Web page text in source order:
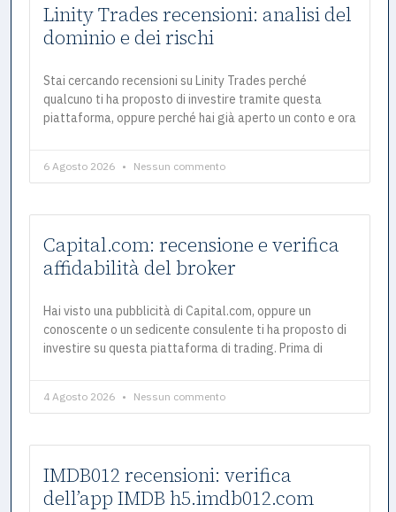
Linity Trades recensioni: analisi del
dominio e dei rischi
Stai cercando recensioni su Linity Trades perché
qualcuno ti ha proposto di investire tramite questa
piattaforma, oppure perché hai già aperto un conto e ora
6 Agosto 2026 Nessun commento
Capital.com: recensione e verifica
affidabilità del broker
Hai visto una pubblicità di Capital.com, oppure un
conoscente o un sedicente consulente ti ha proposto di
investire su questa piattaforma di trading. Prima di
4 Agosto 2026 Nessun commento
IMDB012 recensioni: verifica
dell’app IMDB h5.imdb012.com